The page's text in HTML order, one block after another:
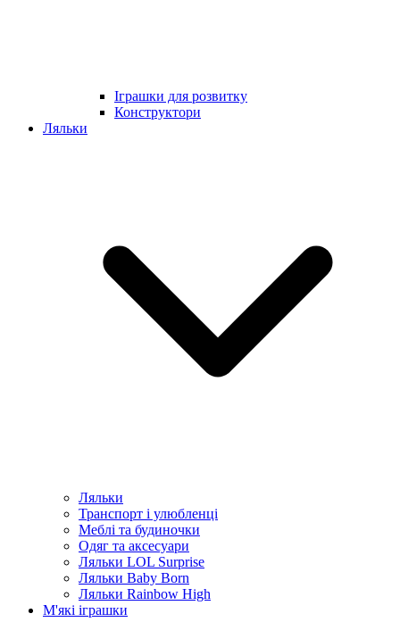
Іграшки для розвитку
Конструктори
Ляльки
Ляльки
Транспорт і улюбленці
Меблі та будиночки
Одяг та аксесуари
Ляльки LOL Surprise
Ляльки Baby Born
Ляльки Rainbow High
М'які іграшки